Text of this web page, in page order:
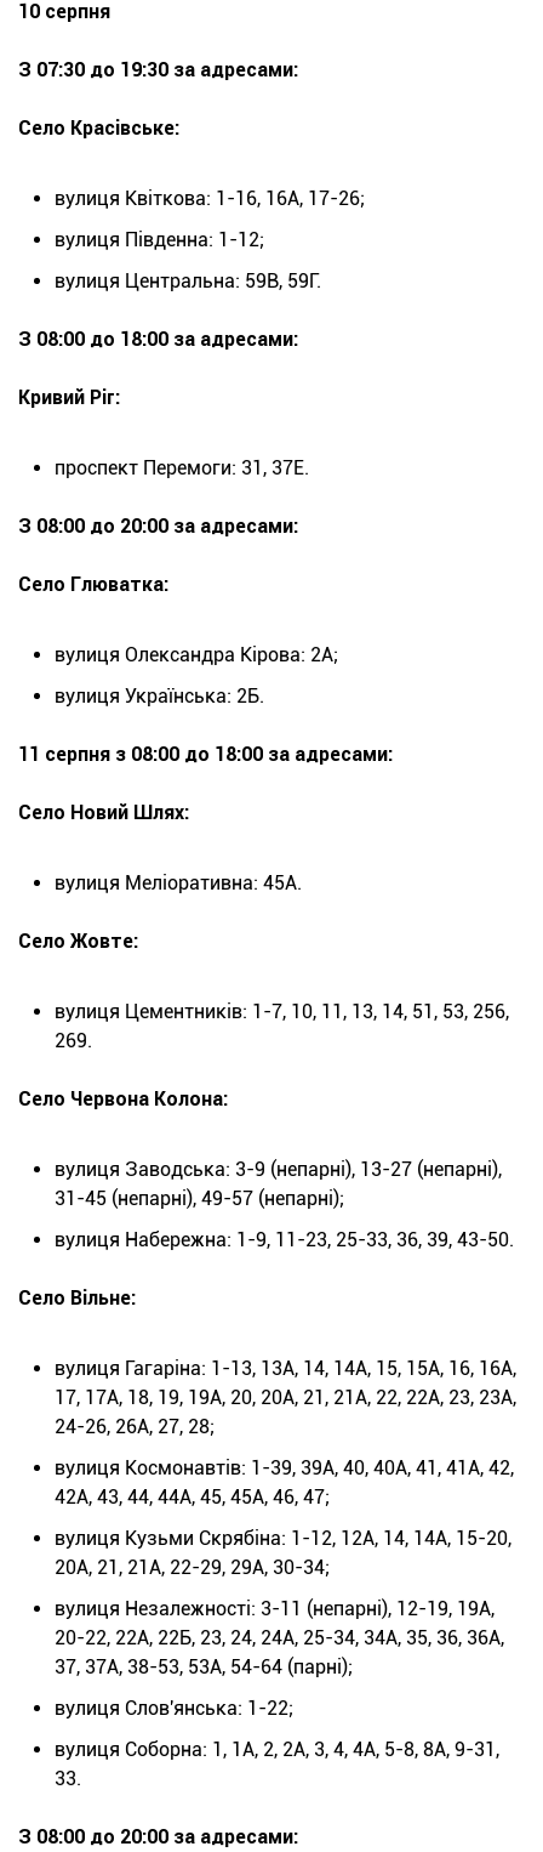
10 серпня
З 07:30 до 19:30 за адресами:
Село Красівське:
вулиця Квіткова: 1-16, 16А, 17-26;
вулиця Південна: 1-12;
вулиця Центральна: 59В, 59Г.
З 08:00 до 18:00 за адресами:
Кривий Ріг:
проспект Перемоги: 31, 37Е.
З 08:00 до 20:00 за адресами:
Село Глюватка:
вулиця Олександра Кірова: 2А;
вулиця Українська: 2Б.
11 серпня з 08:00 до 18:00 за адресами:
Село Новий Шлях:
вулиця Меліоративна: 45А.
Село Жовте:
вулиця Цементників: 1-7, 10, 11, 13, 14, 51, 53, 256,
269.
Село Червона Колона:
вулиця Заводська: 3-9 (непарні), 13-27 (непарні),
31-45 (непарні), 49-57 (непарні);
вулиця Набережна: 1-9, 11-23, 25-33, 36, 39, 43-50.
Село Вільне:
вулиця Гагаріна: 1-13, 13А, 14, 14А, 15, 15А, 16, 16А,
17, 17А, 18, 19, 19А, 20, 20А, 21, 21А, 22, 22А, 23, 23А,
24-26, 26А, 27, 28;
вулиця Космонавтів: 1-39, 39А, 40, 40А, 41, 41А, 42,
42А, 43, 44, 44А, 45, 45А, 46, 47;
вулиця Кузьми Скрябіна: 1-12, 12А, 14, 14А, 15-20,
20А, 21, 21А, 22-29, 29А, 30-34;
вулиця Незалежності: 3-11 (непарні), 12-19, 19А,
20-22, 22А, 22Б, 23, 24, 24А, 25-34, 34А, 35, 36, 36А,
37, 37А, 38-53, 53А, 54-64 (парні);
вулиця Слов'янська: 1-22;
вулиця Соборна: 1, 1А, 2, 2А, 3, 4, 4А, 5-8, 8А, 9-31,
33.
З 08:00 до 20:00 за адресами: